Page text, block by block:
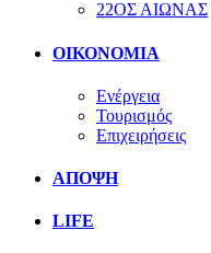
22ΟΣ ΑΙΩΝΑΣ
ΟΙΚΟΝΟΜΙΑ
Ενέργεια
Τουρισμός
Επιχειρήσεις
ΑΠΟΨΗ
LIFE